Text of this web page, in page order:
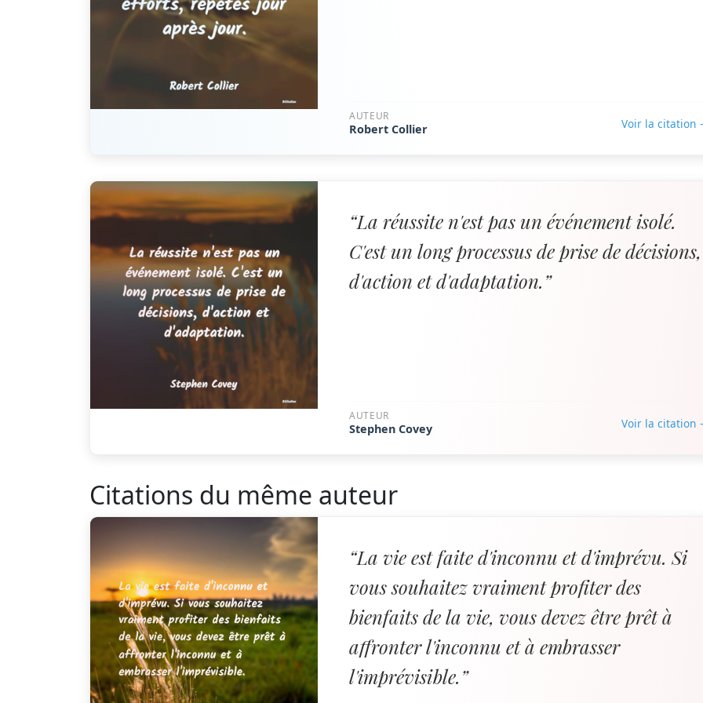
AUTEUR
Robert Collier Voir la citation
“La réussite n'est pas un événement isolé.
C'est un long processus de prise de décisions,
d'action et d'adaptation.”
AUTEUR
Stephen Covey Voir la citation
Citations du même auteur
“La vie est faite d'inconnu et d'imprévu. Si
vous souhaitez vraiment profiter des
bienfaits de la vie, vous devez être prêt à
affronter l'inconnu et à embrasser
l'imprévisible.”